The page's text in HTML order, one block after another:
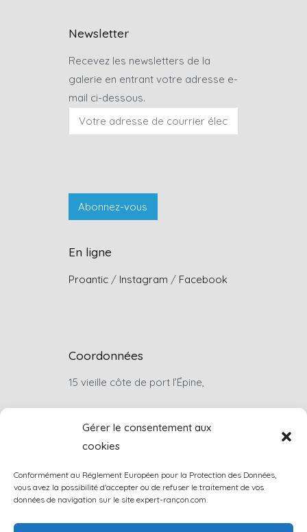
Gérer le consentement aux
cookies
Conformément au Réglement Européen pour la Protection des Données,
vous avez la possibilité d'accepter ou de refuser le traitement de vos
données de navigation sur le site expert-rançon.com.
Newsletter
Recevez les newsletters de la
galerie en entrant votre adresse e-
mail ci-dessous.
En ligne
Proantic / Instagram / Facebook
Coordonnées
15 vieille côte de port l’Épine,
Sur rendez-vous uniquement
louis.rancon@wanadoo.fr
+33(0)6 07 46 74 57